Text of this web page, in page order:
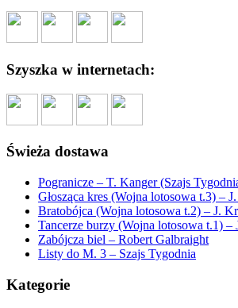
Szyszka w internetach:
Świeża dostawa
Pogranicze – T. Kanger (Szajs
Głosząca kres (Wojna lotosowa t.3) –
Bratobójca (Wojna lotosowa t.2) – J.
Tancerze burzy (Wojna lotosowa t.1) –
Zabójcza biel – Robert Galbraight
Listy do M. 3 – Szajs Tygodnia
Kategorie